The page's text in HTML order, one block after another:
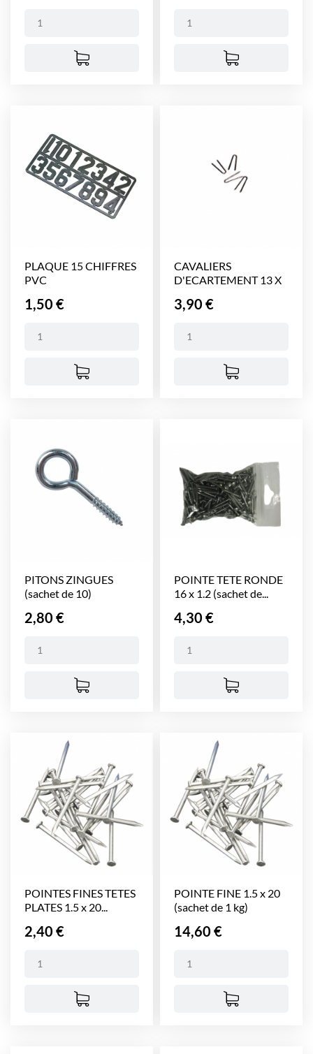
PLAQUE 15 CHIFFRES
PVC
Prix
1,50 €
CAVALIERS
D'ECARTEMENT 13 X
Prix
3,90 €
PITONS ZINGUES
(sachet de 10)
Prix
2,80 €
POINTE TETE RONDE
16 x 1.2 (sachet de...
Prix
4,30 €
POINTES FINES TETES
PLATES 1.5 x 20...
Prix
2,40 €
POINTE FINE 1.5 x 20
(sachet de 1 kg)
Prix
14,60 €